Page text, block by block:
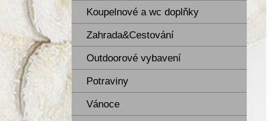
Koupelnové a wc doplňky
Zahrada&Cestování
Outdoorové vybavení
Potraviny
Vánoce